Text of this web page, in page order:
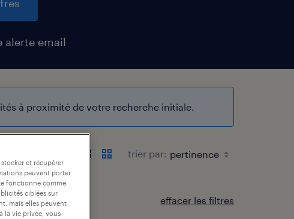
alerte email
à proximité de votre recherche initiale.
trier par:
effacer les filtres
et récupérer
peuvent porter
fonctionne comme
ciblées sur
mais elles peuvent
la vie privée, vous